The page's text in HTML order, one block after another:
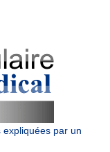
par un